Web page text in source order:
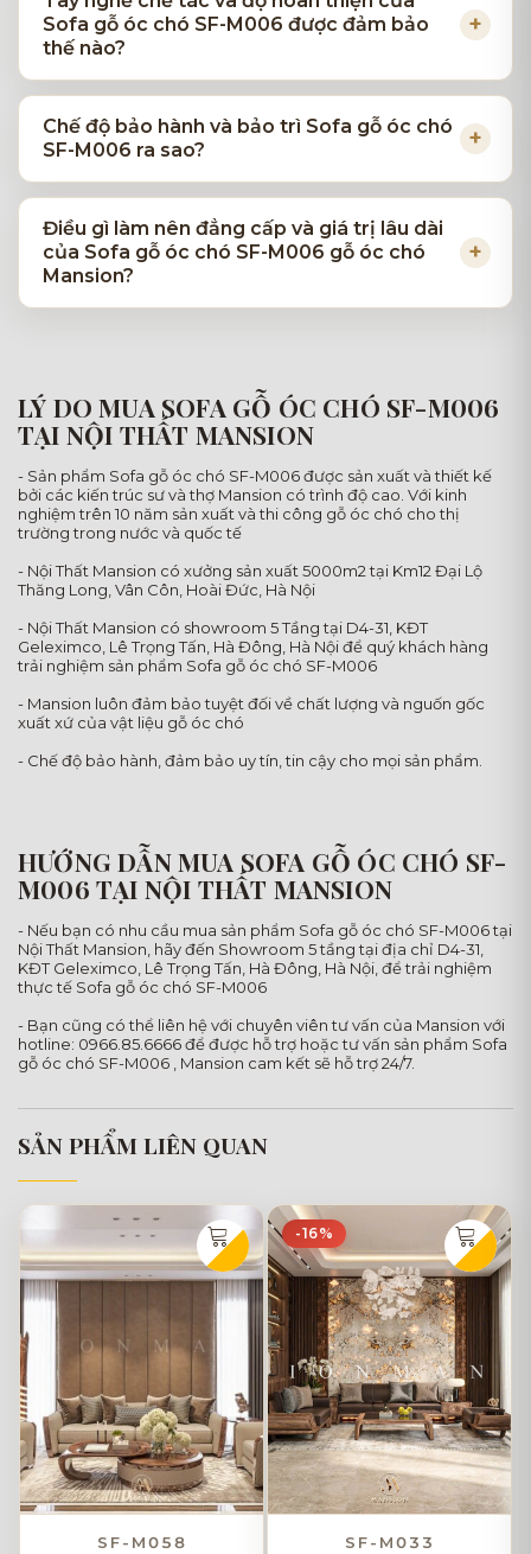
Sofa gỗ óc chó SF-M006 được đảm bảo
thế nào?
Chế độ bảo hành và bảo trì Sofa gỗ óc chó
SF-M006 ra sao?
Điều gì làm nên đẳng cấp và giá trị lâu dài
của Sofa gỗ óc chó SF-M006 gỗ óc chó
Mansion?
LÝ DO MUA SOFA GỖ ÓC CHÓ SF-M006
TẠI NỘI THẤT MANSION
- Sản phẩm Sofa gỗ óc chó SF-M006 được sản xuất và thiết kế
bởi các kiến trúc sư và thợ Mansion có trình độ cao. Với kinh
nghiệm trên 10 năm sản xuất và thi công gỗ óc chó cho thị
trường trong nước và quốc tế
- Nội Thất Mansion có xưởng sản xuất 5000m2 tại Km12 Đại Lộ
Thăng Long, Vân Côn, Hoài Đức, Hà Nội
- Nội Thất Mansion có showroom 5 Tầng tại D4-31, KĐT
Geleximco, Lê Trọng Tấn, Hà Đông, Hà Nội để quý khách hàng
trải nghiệm sản phẩm Sofa gỗ óc chó SF-M006
- Mansion luôn đảm bảo tuyệt đối về chất lượng và nguốn gốc
xuất xứ của vật liệu gỗ óc chó
- Chế độ bảo hành, đảm bảo uy tín, tin cậy cho mọi sản phẩm.
HƯỚNG DẪN MUA SOFA GỖ ÓC CHÓ SF-
M006 TẠI NỘI THẤT MANSION
- Nếu bạn có nhu cầu mua sản phẩm Sofa gỗ óc chó SF-M006 tại
Nội Thất Mansion, hãy đến Showroom 5 tầng tại địa chỉ D4-31,
KĐT Geleximco, Lê Trọng Tấn, Hà Đông, Hà Nội, để trải nghiệm
thực tế Sofa gỗ óc chó SF-M006
- Bạn cũng có thể liên hệ với chuyên viên tư vấn của Mansion với
hotline: 0966.85.6666 để được hỗ trợ hoặc tư vấn sản phẩm Sofa
gỗ óc chó SF-M006 , Mansion cam kết sẽ hỗ trợ 24/7.
SẢN PHẨM LIÊN QUAN
SF-M058
-16%
SF-M033